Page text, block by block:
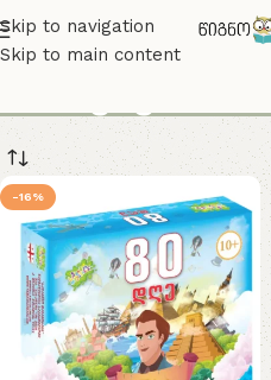
Skip to navigation
Skip to main content
-16%